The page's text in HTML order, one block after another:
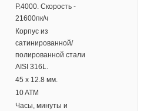
P.4000. Скорость -
21600пк/ч
Корпус из
сатинированной/
полированной стали
AISI 316L.
45 х 12.8 мм.
10 ATM
Часы, минуты и